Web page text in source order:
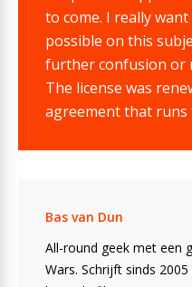
to come. I really
possible on this
further confusion or
The license was
agreement that runs
Bas van Dun
All-round geek met een
Wars. Schrijft sinds